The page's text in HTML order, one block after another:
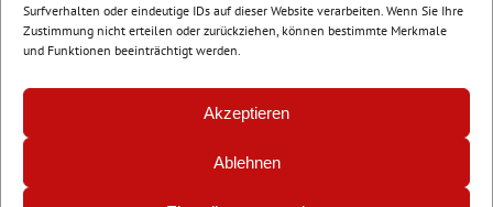
Surfverhalten oder eindeutige IDs auf dieser Website verarbeiten. Wenn Sie Ihre
Zustimmung nicht erteilen oder zurückziehen, können bestimmte Merkmale
und Funktionen beeinträchtigt werden.
Akzeptieren
Ablehnen